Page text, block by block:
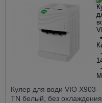
Кулер для води VIO X903-
TN белый, без охлаждения